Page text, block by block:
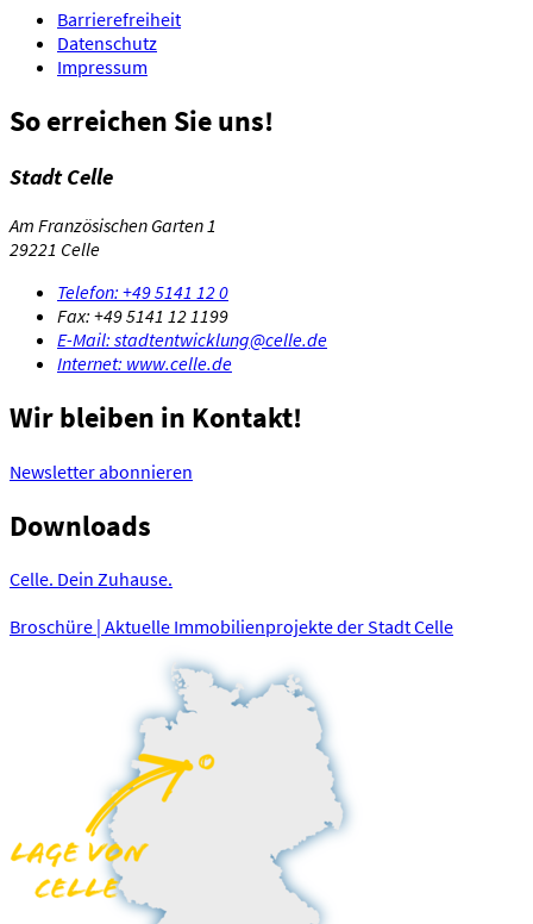
Barrierefreiheit
Datenschutz
Impressum
So erreichen Sie uns!
Stadt Celle
Am Französischen Garten 1
29221 Celle
Telefon: +49 5141 12 0
Fax: +49 5141 12 1199
E-Mail: stadtentwicklung@celle.de
Internet: www.celle.de
Wir bleiben in Kontakt!
Newsletter abonnieren
Downloads
Celle. Dein Zuhause.
Broschüre | Aktuelle Immobilienprojekte der Stadt Celle